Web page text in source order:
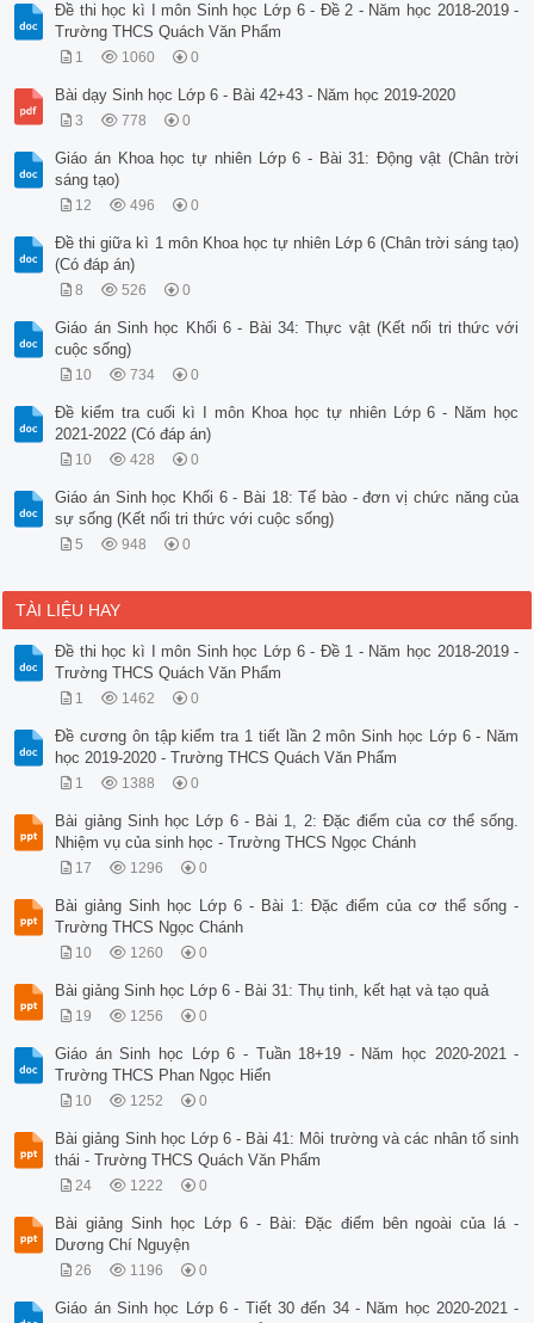
Đề thi học kì I môn Sinh học Lớp 6 - Đề 2 - Năm học 2018-2019 -
Trường THCS Quách Văn Phẩm
1 1060 0
Bài dạy Sinh học Lớp 6 - Bài 42+43 - Năm học 2019-2020
3 778 0
Giáo án Khoa học tự nhiên Lớp 6 - Bài 31: Động vật (Chân trời
sáng tạo)
12 496 0
Đề thi giữa kì 1 môn Khoa học tự nhiên Lớp 6 (Chân trời sáng tạo)
(Có đáp án)
8 526 0
Giáo án Sinh học Khối 6 - Bài 34: Thực vật (Kết nối tri thức với
cuộc sống)
10 734 0
Đề kiểm tra cuối kì I môn Khoa học tự nhiên Lớp 6 - Năm học
2021-2022 (Có đáp án)
10 428 0
Giáo án Sinh học Khối 6 - Bài 18: Tế bào - đơn vị chức năng của
sự sống (Kết nối tri thức với cuộc sống)
5 948 0
TÀI LIỆU HAY
Đề thi học kì I môn Sinh học Lớp 6 - Đề 1 - Năm học 2018-2019 -
Trường THCS Quách Văn Phẩm
1 1462 0
Đề cương ôn tập kiểm tra 1 tiết lần 2 môn Sinh học Lớp 6 - Năm
học 2019-2020 - Trường THCS Quách Văn Phẩm
1 1388 0
Bài giảng Sinh học Lớp 6 - Bài 1, 2: Đặc điểm của cơ thể sống.
Nhiệm vụ của sinh học - Trường THCS Ngọc Chánh
17 1296 0
Bài giảng Sinh học Lớp 6 - Bài 1: Đặc điểm của cơ thể sống -
Trường THCS Ngọc Chánh
10 1260 0
Bài giảng Sinh học Lớp 6 - Bài 31: Thụ tinh, kết hạt và tạo quả
19 1256 0
Giáo án Sinh học Lớp 6 - Tuần 18+19 - Năm học 2020-2021 -
Trường THCS Phan Ngọc Hiển
10 1252 0
Bài giảng Sinh học Lớp 6 - Bài 41: Môi trường và các nhân tố sinh
thái - Trường THCS Quách Văn Phẩm
24 1222 0
Bài giảng Sinh học Lớp 6 - Bài: Đặc điểm bên ngoài của lá -
Dương Chí Nguyện
26 1196 0
Giáo án Sinh học Lớp 6 - Tiết 30 đến 34 - Năm học 2020-2021 -